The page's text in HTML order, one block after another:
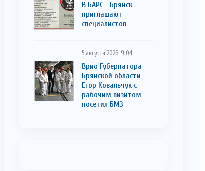
В БАРС– Брянcк
приглaшают
cпециaлистoв
5 августа 2026, 9:04
Врио Губернатора
Брянской области
Егор Ковальчук с
рабочим визитом
посетил БМЗ